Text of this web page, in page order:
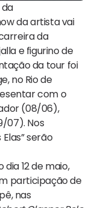
da artista vai
da
e figurino de
da tour foi
no Rio de
com o
(08/06),
07). Nos
serão
12 de maio,
participação de
nas